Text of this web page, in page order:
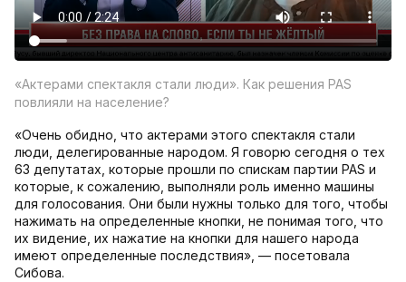
«Актерами спектакля стали люди». Как решения PAS
повлияли на население?
«Очень обидно, что актерами этого спектакля стали
люди, делегированные народом. Я говорю сегодня о тех
63 депутатах, которые прошли по спискам партии PAS и
которые, к сожалению, выполняли роль именно машины
для голосования. Они были нужны только для того, чтобы
нажимать на определенные кнопки, не понимая того, что
их видение, их нажатие на кнопки для нашего народа
имеют определенные последствия», — посетовала
Сибова.